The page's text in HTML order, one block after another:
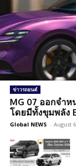
ข่าวรถยนต์
MG 07 ออกจำ
โดยมีทั้งขุมพลัง
Global NEWS - August